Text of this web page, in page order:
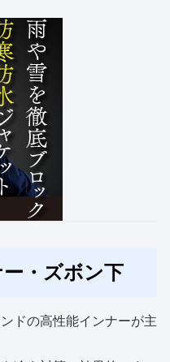
・ズボン下
ドの高性能インナーが主